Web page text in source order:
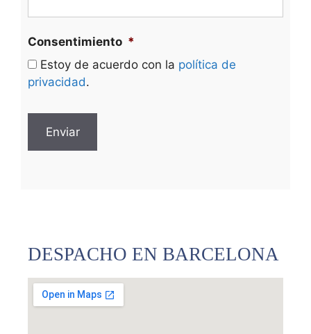
Consentimiento *
Estoy de acuerdo con la política de
privacidad.
t
DESPACHO EN BARCELONA